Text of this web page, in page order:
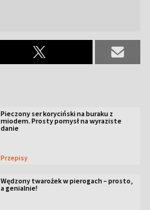
Pieczony ser koryciński na buraku z
miodem. Prosty pomysł na wyraziste
danie
Przepisy
Wędzony twarożek w pierogach – prosto,
a genialnie!